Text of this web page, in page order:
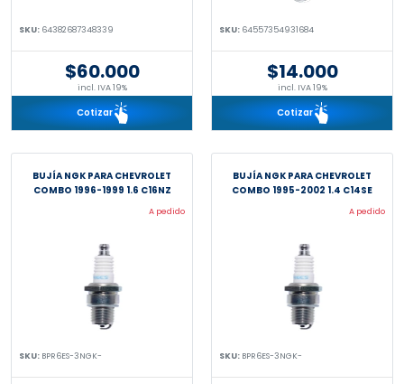
SKU: 64382687348339
$60.000
incl. IVA 19%
Cotizar
SKU: 64557354931684
$14.000
incl. IVA 19%
Cotizar
BUJÍA NGK PARA CHEVROLET
COMBO 1996-1999 1.6 C16NZ
A pedido
SKU: BPR6ES-3NGK-
BUJÍA NGK PARA CHEVROLET
COMBO 1995-2002 1.4 C14SE
A pedido
SKU: BPR6ES-3NGK-